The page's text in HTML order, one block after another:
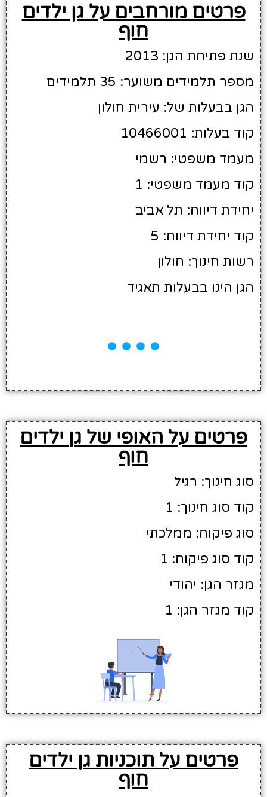
פרטים מורחבים על גן ילדים
חוף
שנת פתיחת הגן: 2013
מספר תלמידים משוער: 35 תלמידים
הגן בבעלות של: עירית חולון
קוד בעלות: 10466001
מעמד משפטי: רשמי
קוד מעמד משפטי: 1
יחידת דיווח: תל אביב
קוד יחידת דיווח: 5
רשות חינוך: חולון
הגן הינו בבעלות תאגיד
פרטים על האופי של גן ילדים
חוף
סוג חינוך: רגיל
קוד סוג חינוך: 1
סוג פיקוח: ממלכתי
קוד סוג פיקוח: 1
מגזר הגן: יהודי
קוד מגזר הגן: 1
פרטים על תוכניות גן ילדים
חוף